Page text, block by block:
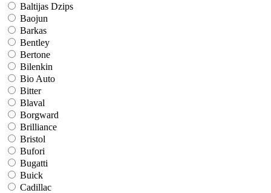
Baltijas Dzips
Baojun
Barkas
Bentley
Bertone
Bilenkin
Bio Auto
Bitter
Blaval
Borgward
Brilliance
Bristol
Bufori
Bugatti
Buick
Cadillac